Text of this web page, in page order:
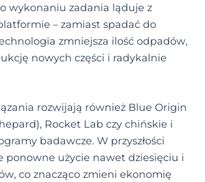
wykonaniu zadania ląduje z
– zamiast spadać do
zmniejsza ilość odpadów,
nowych części i radykalnie
rozwijają również Blue Origin
Rocket Lab czy chińskie i
badawcze. W przyszłości
ponowne użycie nawet dziesięciu i
co znacząco zmieni ekonomię